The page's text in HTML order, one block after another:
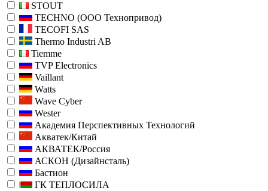
STOUT
TECHNO (ООО Технопривод)
TECOFI SAS
Thermo Industri AB
Tiemme
TVP Electronics
Vaillant
Watts
Wave Cyber
Wester
Академия Перспективных Технологий
Акватек/Китай
АКВАТЕК/Россия
АСКОН (Дизайнсталь)
Бастион
ГК ТЕПЛОСИЛА